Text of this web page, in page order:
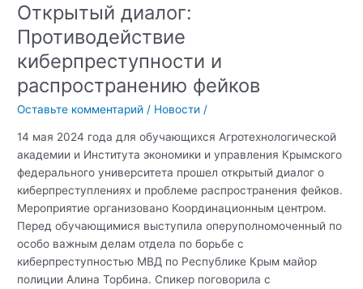
Открытый диалог:
Противодействие
киберпреступности и
распространению фейков
Оставьте комментарий / Новости /
14 мая 2024 года для обучающихся Агротехнологической
академии и Института экономики и управления Крымского
федерального университета прошел открытый диалог о
киберпреступлениях и проблеме распространения фейков.
Мероприятие организовано Координационным центром.
Перед обучающимися выступила оперуполномоченный по
особо важным делам отдела по борьбе с
киберпреступностью МВД по Республике Крым майор
полиции Алина Торбина. Спикер поговорила с